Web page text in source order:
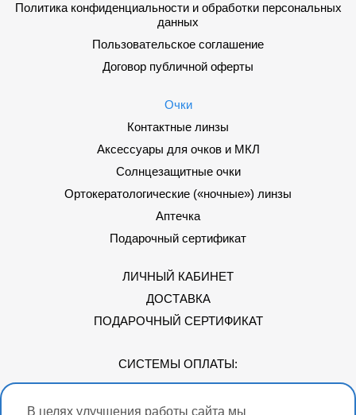
В целях улучшения работы сайта мы
Политика конфиденциальности и обработки персональных
данных
Пользовательское соглашение
Договор публичной оферты
Очки
Контактные линзы
Аксессуары для очков и МКЛ
Солнцезащитные очки
Ортокератологические («ночные») линзы
Аптечка
Подарочный сертификат
ЛИЧНЫЙ КАБИНЕТ
ДОСТАВКА
ПОДАРОЧНЫЙ СЕРТИФИКАТ
СИСТЕМЫ ОПЛАТЫ: